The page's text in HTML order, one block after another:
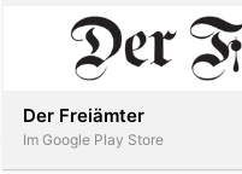
Inserieren
Der Freiämter
Im Google Play Store